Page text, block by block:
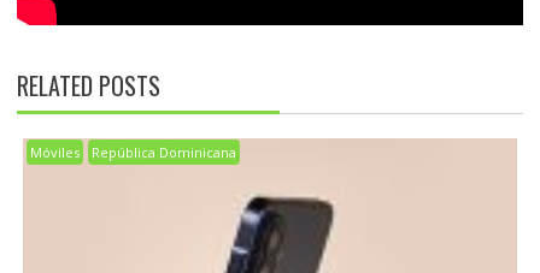
RELATED POSTS
Móviles República Dominicana